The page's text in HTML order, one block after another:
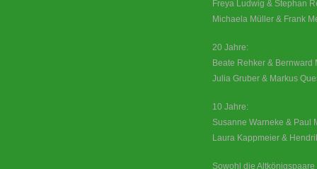
Freya Ludwig & Stephan
Michaela Müller & Frank
20 Jahre:
Beate Rehker & Bernward
Julia Gruber & Markus
10 Jahre:
Susanne Warneke & Paul
Laura Kappmeier &
Sowohl die